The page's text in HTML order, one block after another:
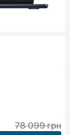
78 099 грн